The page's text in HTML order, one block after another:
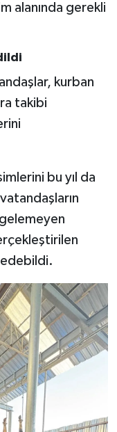
alanında gerekli
kurban
takibi
bu yıl da